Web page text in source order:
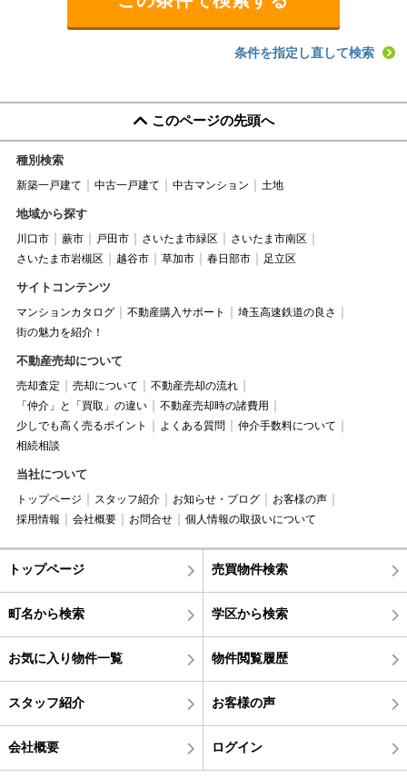
条件を指定し直して検索
このページの先頭へ
種別検索
新築一戸建て 中古一戸建て 中古マンション 土地
地域から探す
川口市 蕨市 戸田市 さいたま市緑区
さいたま市南区
さいたま市岩槻区
越谷市 草加市 春日部市 足立区
サイトコンテンツ
マンションカタログ 不動産購入サポート
埼玉高速鉄道の良さ
街の魅力を紹介！
不動産売却について
売却査定 売却について
不動産売却の流れ
「仲介」と「買取」の違い
不動産売却時の諸費用
少しでも高く売るポイント
よくある質問
仲介手数料について
相続相談
当社について
トップページ スタッフ紹介 お知らせ・ブログ
お客様の声
採用情報
会社概要 お問合せ 個人情報の取扱いについて
トップページ 売買物件検索
町名から検索 学区から検索
お気に入り物件一覧 物件閲覧履歴
スタッフ紹介 お客様の声
会社概要 ログイン